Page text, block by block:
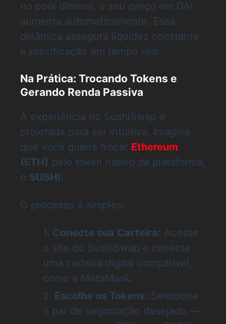
no pool diminui, e seu preço em DAI
aumenta automaticamente. Essa
dinâmica assegura liquidez constante
e precificação em tempo real.
Na Prática: Trocando Tokens e
Gerando Renda Passiva
A experiência no SushiSwap é
projetada para ser intuitiva. Imagine
que você queira trocar Ethereum
(ETH) pelo token nativo da plataforma,
o SUSHI.
O processo é simples:
Conecte sua Carteira: Acesse
o site do SushiSwap e conecte
uma carteira digital compatível,
como a MetaMask.
Escolha os Tokens: Selecione
o par de negociação desejado —